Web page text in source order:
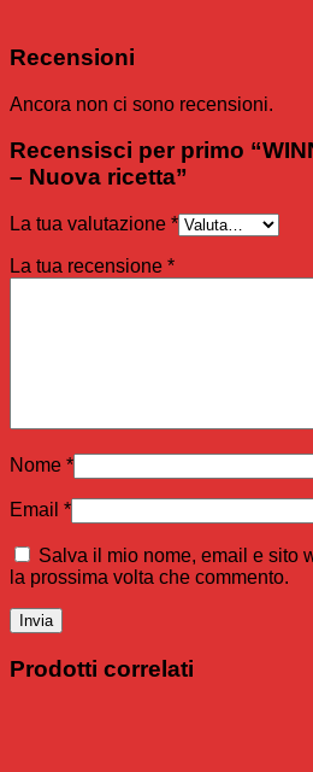
Recensioni
Ancora non ci sono recensioni.
Recensisci per primo
– Nuova ricetta”
La tua valutazione *
La tua recensione *
Nome *
Email *
Salva il mio nome, email e sito
la prossima volta che commento.
Prodotti correlati